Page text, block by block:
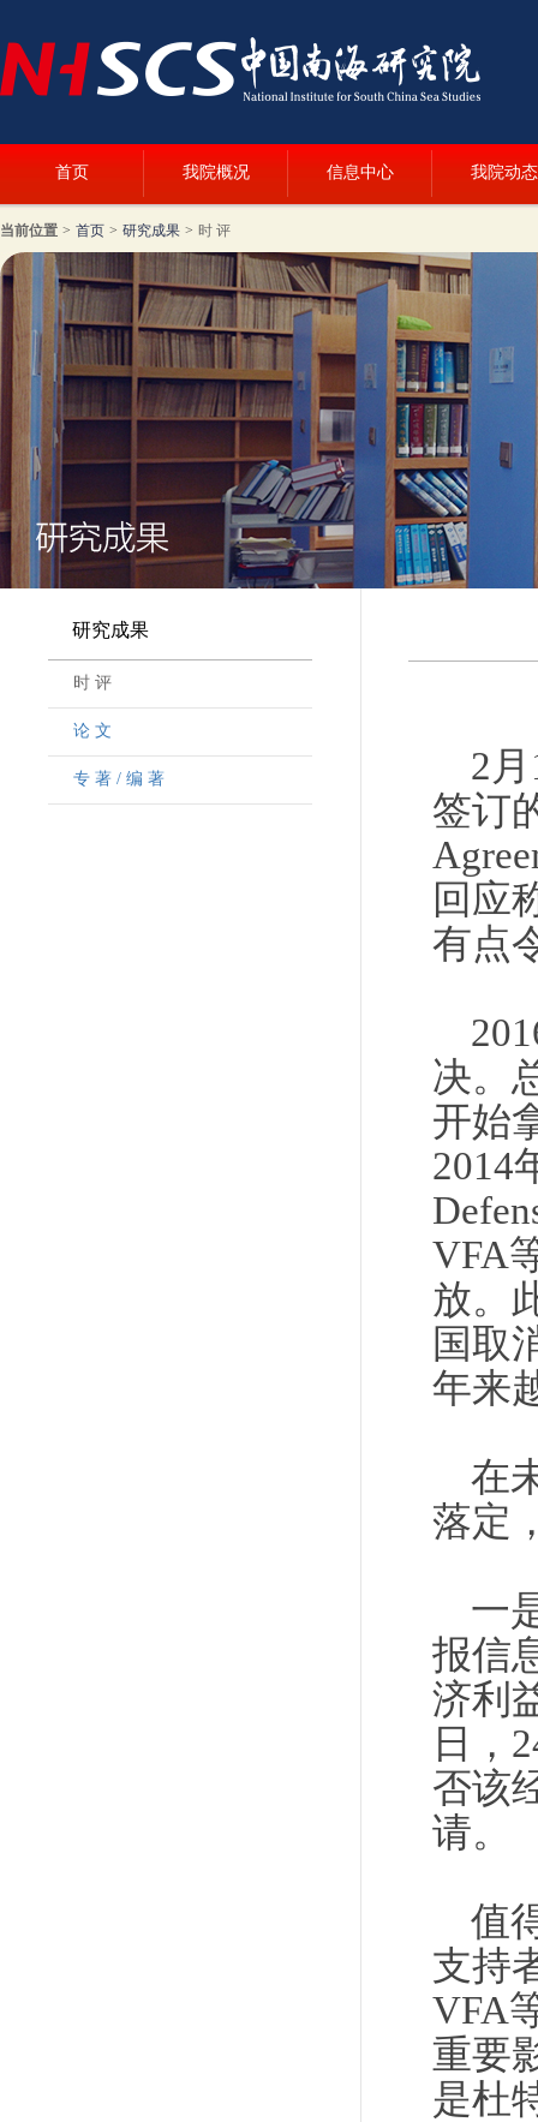
首页 我院概况 信息中心 我院动态
当前位置 > 首页 > 研究成果 > 时 评
研究成果
时 评
论 文
专 著 / 编 著
2
签订
回应
有点
决。
开始
2014
VFA
放。
国取
年来
在
落定
一
报信
济利
日，
否该
请。
值
支持
VFA
重要
是杜